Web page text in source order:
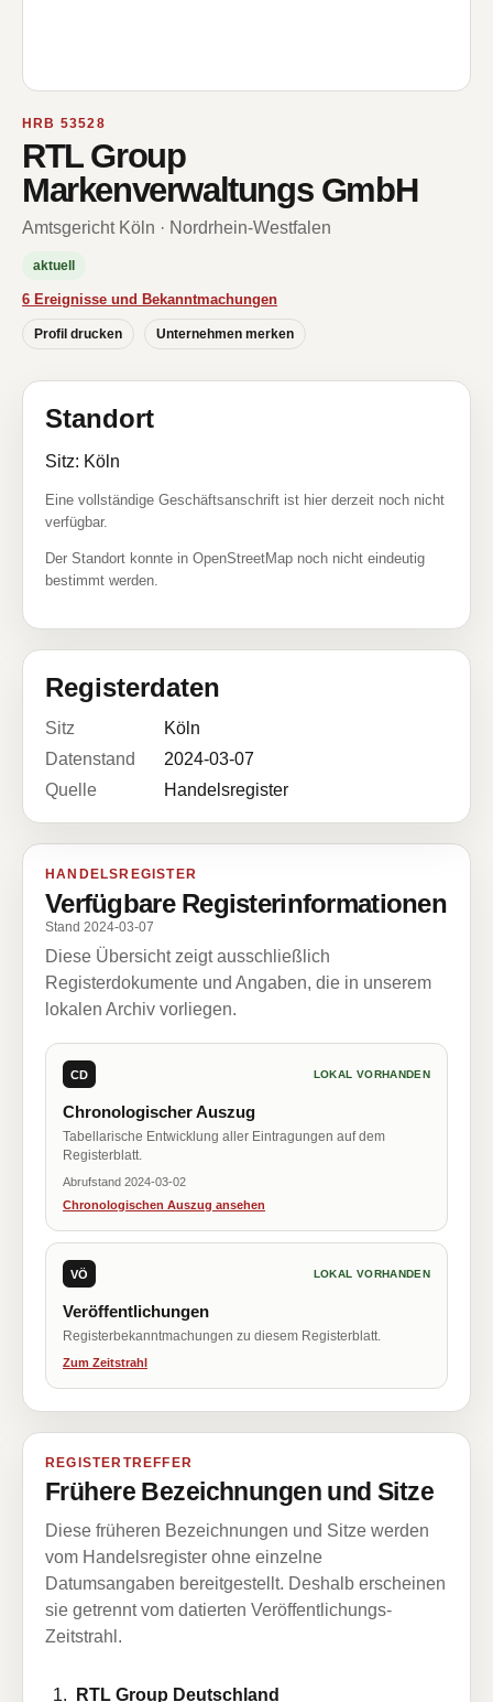
HRB 53528
RTL Group
Markenverwaltungs GmbH
Amtsgericht Köln · Nordrhein-Westfalen
aktuell
6 Ereignisse und Bekanntmachungen
Profil drucken Unternehmen merken
Standort
Sitz: Köln
Eine vollständige Geschäftsanschrift ist hier derzeit noch nicht
verfügbar.
Der Standort konnte in OpenStreetMap noch nicht eindeutig
bestimmt werden.
Registerdaten
Sitz
Köln
Datenstand
2024-03-07
Quelle
Handelsregister
HANDELSREGISTER
Verfügbare Registerinformationen
Stand 2024-03-07
Diese Übersicht zeigt ausschließlich
Registerdokumente und Angaben, die in unserem
lokalen Archiv vorliegen.
CD LOKAL VORHANDEN
Chronologischer Auszug
Tabellarische Entwicklung aller Eintragungen auf dem
Registerblatt.
Abrufstand 2024-03-02
Chronologischen Auszug ansehen
VÖ LOKAL VORHANDEN
Veröffentlichungen
Registerbekanntmachungen zu diesem Registerblatt.
Zum Zeitstrahl
REGISTERTREFFER
Frühere Bezeichnungen und Sitze
Diese früheren Bezeichnungen und Sitze werden
vom Handelsregister ohne einzelne
Datumsangaben bereitgestellt. Deshalb erscheinen
sie getrennt vom datierten Veröffentlichungs-
Zeitstrahl.
RTL Group Deutschland